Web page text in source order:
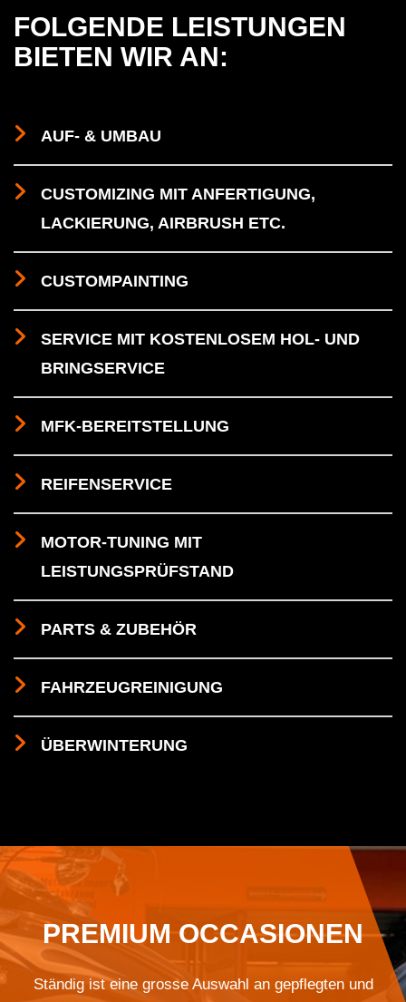
FOLGENDE LEISTUNGEN
BIETEN WIR AN:
AUF- & UMBAU
CUSTOMIZING MIT ANFERTIGUNG,
LACKIERUNG, AIRBRUSH ETC.
CUSTOMPAINTING
SERVICE MIT KOSTENLOSEM HOL- UND
BRINGSERVICE
MFK-BEREITSTELLUNG
REIFENSERVICE
MOTOR-TUNING MIT
LEISTUNGSPRÜFSTAND
PARTS & ZUBEHÖR
FAHRZEUGREINIGUNG
ÜBERWINTERUNG
PREMIUM OCCASIONEN
Ständig ist eine grosse Auswahl an gepflegten und